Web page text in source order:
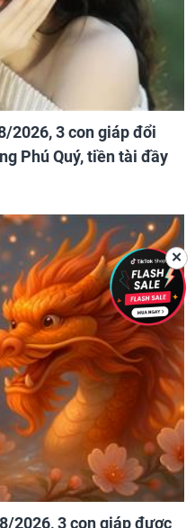
2026, 3 con giáp đổi
Phú Quý, tiền tài đầy
2026, 3 con giáp được
✕